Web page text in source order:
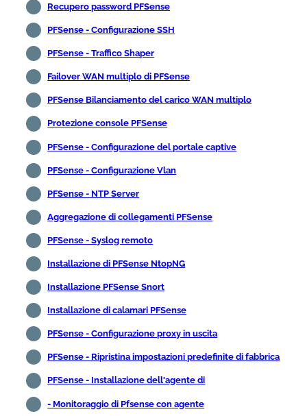
Recupero password PFSense
PFSense - Configurazione SSH
PFSense - Traffico Shaper
Failover WAN multiplo di PFSense
PFSense Bilanciamento del carico WAN multiplo
Protezione console PFSense
PFSense - Configurazione del portale captive
PFSense - Configurazione Vlan
PFSense - NTP Server
Aggregazione di collegamenti PFSense
PFSense - Syslog remoto
Installazione di PFSense NtopNG
Installazione PFSense Snort
Installazione di calamari PFSense
PFSense - Configurazione proxy in uscita
PFSense - Ripristina impostazioni predefinite di fabbrica
PFSense - Installazione dell'agente di
- Monitoraggio di Pfsense con agente